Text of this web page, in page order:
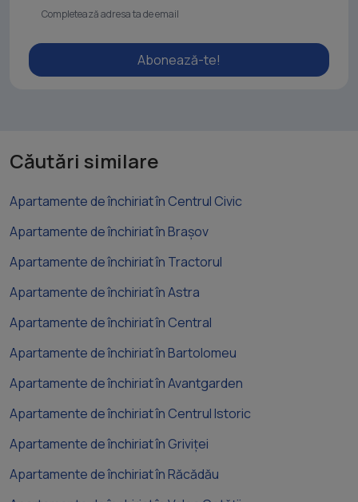
Abonează-te!
Căutări similare
Apartamente de închiriat în Centrul Civic
Apartamente de închiriat în Brașov
Apartamente de închiriat în Tractorul
Apartamente de închiriat în Astra
Apartamente de închiriat în Central
Apartamente de închiriat în Bartolomeu
Apartamente de închiriat în Avantgarden
Apartamente de închiriat în Centrul Istoric
Apartamente de închiriat în Griviței
Apartamente de închiriat în Răcădău